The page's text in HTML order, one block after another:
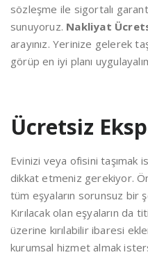
sözleşme ile sigortalı
sunuyoruz. Nakliyat
arayınız. Yerinize gelerek
görüp en iyi planı
Ücretsiz
Evinizi veya ofisini taşımak
dikkat etmeniz gerekiyor.
tüm eşyaların sorunsuz bir
Kırılacak olan eşyaların
üzerine kırılabilir ibaresi
kurumsal hizmet almak